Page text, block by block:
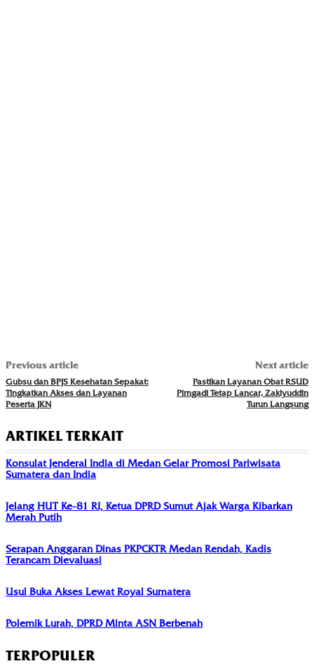
Previous article
Gubsu dan BPJS Kesehatan Sepakat:
Tingkatkan Akses dan Layanan
Peserta JKN
Next article
Pastikan Layanan Obat RSUD
Pirngadi Tetap Lancar, Zakiyuddin
Turun Langsung
ARTIKEL TERKAIT
Konsulat Jenderal India di Medan Gelar Promosi Pariwisata
Sumatera dan India
Jelang HUT Ke-81 RI, Ketua DPRD Sumut Ajak Warga Kibarkan
Merah Putih
Serapan Anggaran Dinas PKPCKTR Medan Rendah, Kadis
Terancam Dievaluasi
Usul Buka Akses Lewat Royal Sumatera
Polemik Lurah, DPRD Minta ASN Berbenah
TERPOPULER